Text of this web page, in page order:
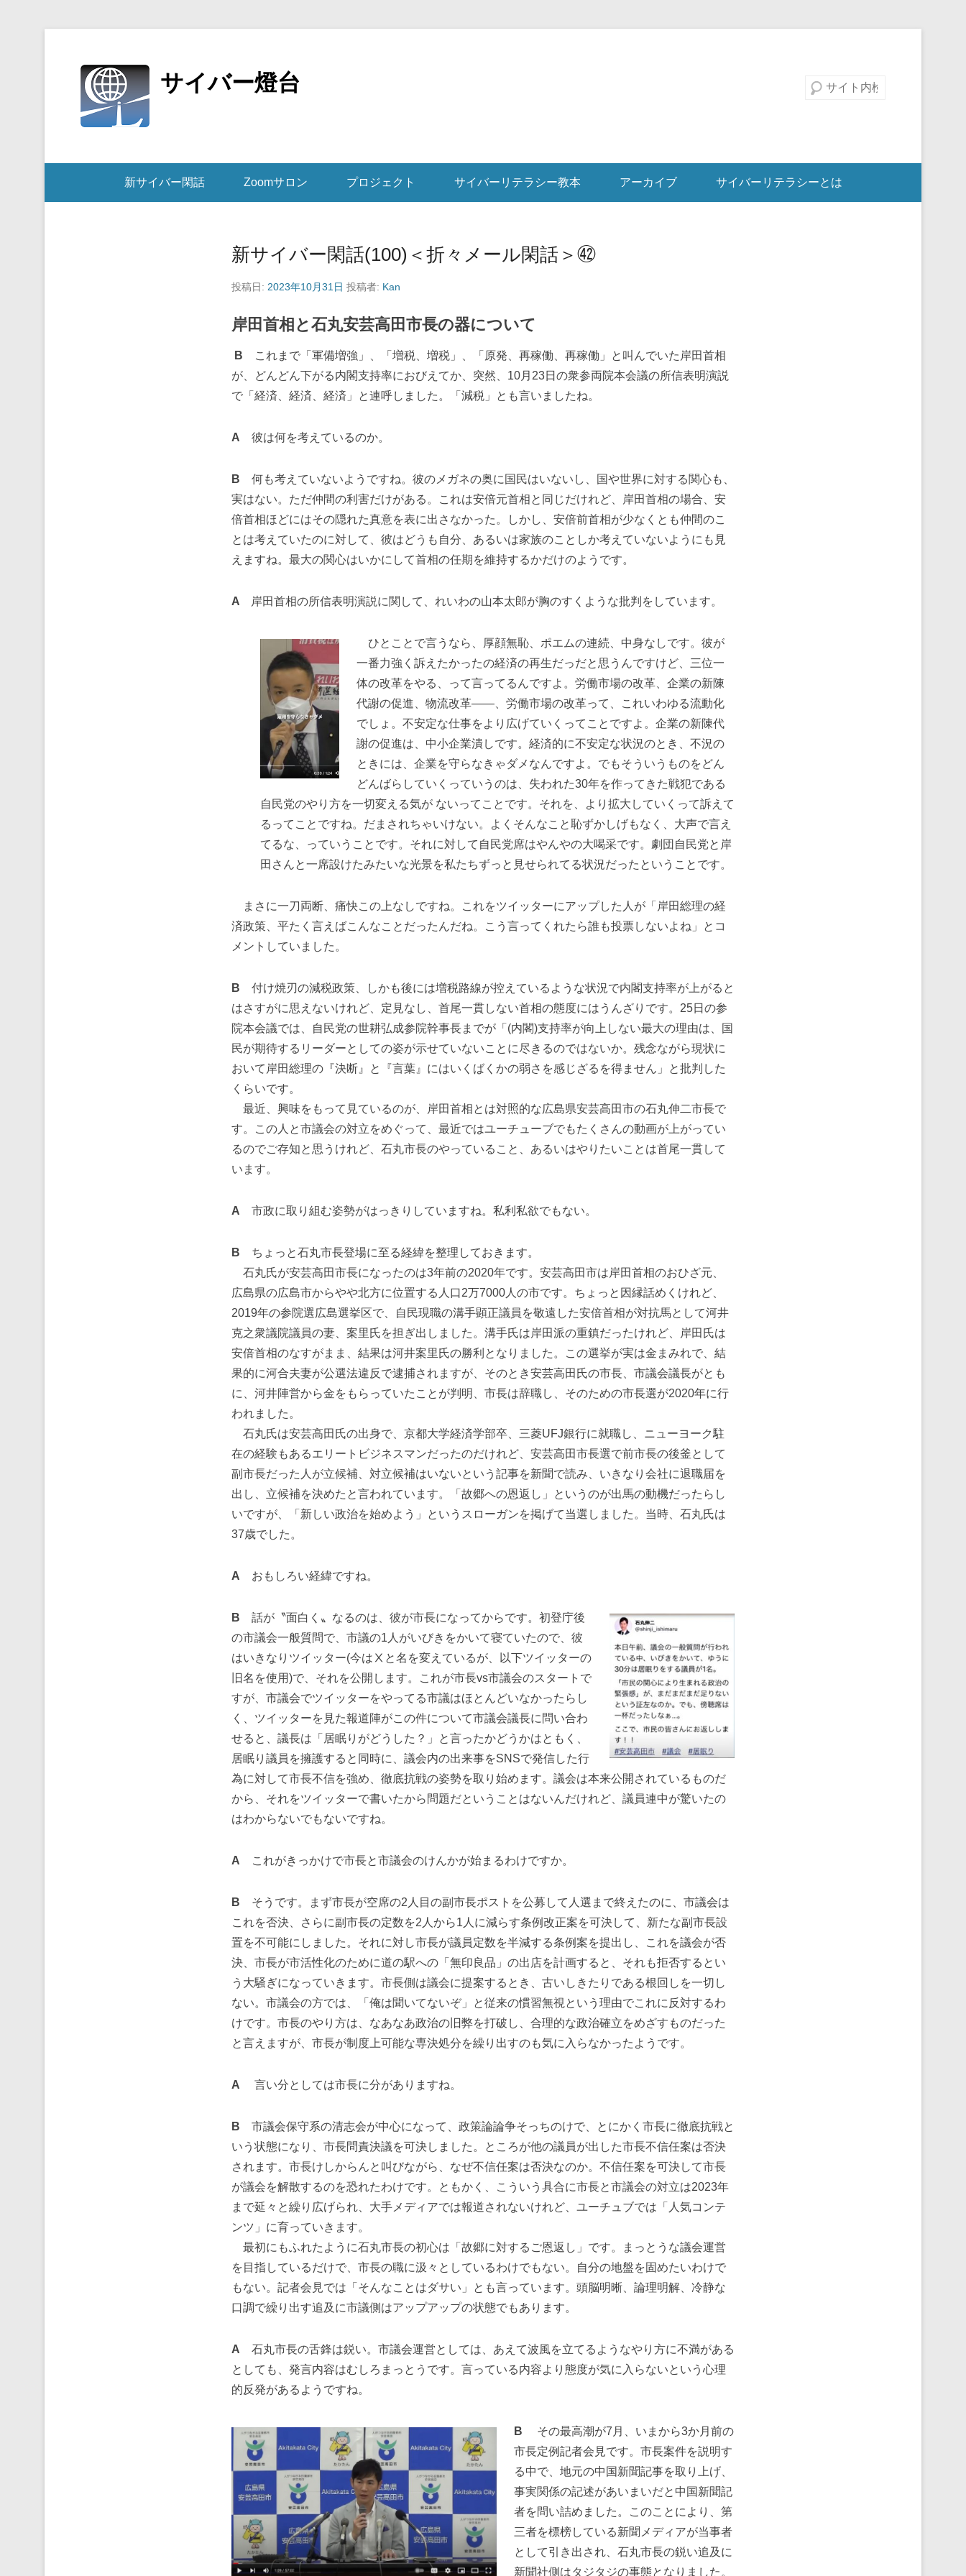
サイバー燈台 検索
新サイバー閑話 Zoomサロン プロジェクト サイバーリテラシー教本 アーカイブ サイバーリテラシーとは
新サイバー閑話(100)＜折々メール閑話＞㊷
投稿日: 2023年10月31日 投稿者: Kan
岸田首相と石丸安芸高田市長の器について
B
これまで「軍備増強」、「増税、増税」、「原発、再稼働、再稼働」と叫んでいた岸田首相
が、どんどん下がる内閣支持率におびえてか、突然、10月23日の衆参両院本会議の所信表明演説
で「経済、経済、経済」と連呼しました。「減税」とも言いましたね。
A 彼は何を考えているのか。
B 何も考えていないようですね。彼のメガネの奥に国民はいないし、国や世界に対する関心も、
実はない。ただ仲間の利害だけがある。これは安倍元首相と同じだけれど、岸田首相の場合、安
倍首相ほどにはその隠れた真意を表に出さなかった。しかし、安倍前首相が少なくとも仲間のこ
とは考えていたのに対して、彼はどうも自分、あるいは家族のことしか考えていないようにも見
えますね。最大の関心はいかにして首相の任期を維持するかだけのようです。
A 岸田首相の所信表明演説に関して、れいわの山本太郎が胸のすくような批判をしています。
ひとことで言うなら、厚顔無恥、ポエムの連続、中身なしです。彼が
一番力強く訴えたかったの経済の再生だっだと思うんですけど、三位一
体の改革をやる、って言ってるんですよ。労働市場の改革、企業の新陳
代謝の促進、物流改革――、労働市場の改革って、これいわゆる流動化
でしょ。不安定な仕事をより広げていくってことですよ。企業の新陳代
謝の促進は、中小企業潰しです。経済的に不安定な状況のとき、不況の
ときには、企業を守らなきゃダメなんですよ。でもそういうものをどん
どんばらしていくっていうのは、失われた30年を作ってきた戦犯である
自民党のやり方を一切変える気が ないってことです。それを、より拡大していくって訴えて
るってことですね。だまされちゃいけない。よくそんなこと恥ずかしげもなく、大声で言え
てるな、っていうことです。それに対して自民党席はやんやの大喝采です。劇団自民党と岸
田さんと一席設けたみたいな光景を私たちずっと見せられてる状況だったということです。
まさに一刀両断、痛快この上なしですね。これをツイッターにアップした人が「岸田総理の経
済政策、平たく言えばこんなことだったんだね。こう言ってくれたら誰も投票しないよね」とコ
メントしていました。
B 付け焼刃の減税政策、しかも後には増税路線が控えているような状況で内閣支持率が上がると
はさすがに思えないけれど、定見なし、首尾一貫しない首相の態度にはうんざりです。25日の参
院本会議では、自民党の世耕弘成参院幹事長までが「(内閣)支持率が向上しない最大の理由は、国
民が期待するリーダーとしての姿が示せていないことに尽きるのではないか。残念ながら現状に
おいて岸田総理の『決断』と『言葉』にはいくばくかの弱さを感じざるを得ません」と批判した
くらいです。
最近、興味をもって見ているのが、岸田首相とは対照的な広島県安芸高田市の石丸伸二市長で
す。この人と市議会の対立をめぐって、最近ではユーチューブでもたくさんの動画が上がってい
るのでご存知と思うけれど、石丸市長のやっていること、あるいはやりたいことは首尾一貫して
います。
A 市政に取り組む姿勢がはっきりしていますね。私利私欲でもない。
B ちょっと石丸市長登場に至る経緯を整理しておきます。
石丸氏が安芸高田市長になったのは3年前の2020年です。安芸高田市は岸田首相のおひざ元、
広島県の広島市からやや北方に位置する人口2万7000人の市です。ちょっと因縁話めくけれど、
2019年の参院選広島選挙区で、自民現職の溝手顕正議員を敬遠した安倍首相が対抗馬として河井
克之衆議院議員の妻、案里氏を担ぎ出しました。溝手氏は岸田派の重鎮だったけれど、岸田氏は
安倍首相のなすがまま、結果は河井案里氏の勝利となりました。この選挙が実は金まみれで、結
果的に河合夫妻が公選法違反で逮捕されますが、そのとき安芸高田氏の市長、市議会議長がとも
に、河井陣営から金をもらっていたことが判明、市長は辞職し、そのための市長選が2020年に行
われました。
石丸氏は安芸高田氏の出身で、京都大学経済学部卒、三菱UFJ銀行に就職し、ニューヨーク駐
在の経験もあるエリートビジネスマンだったのだけれど、安芸高田市長選で前市長の後釜として
副市長だった人が立候補、対立候補はいないという記事を新聞で読み、いきなり会社に退職届を
出し、立候補を決めたと言われています。「故郷への恩返し」というのが出馬の動機だったらし
いですが、「新しい政治を始めよう」というスローガンを掲げて当選しました。当時、石丸氏は
37歳でした。
A おもしろい経緯ですね。
B 話が〝面白く〟なるのは、彼が市長になってからです。初登庁後
の市議会一般質問で、市議の1人がいびきをかいて寝ていたので、彼
はいきなりツイッター(今はⅩと名を変えているが、以下ツイッターの
旧名を使用)で、それを公開します。これが市長vs市議会のスタートで
すが、市議会でツイッターをやってる市議はほとんどいなかったらし
く、ツイッターを見た報道陣がこの件について市議会議長に問い合わ
せると、議長は「居眠りがどうした？」と言ったかどうかはともく、
居眠り議員を擁護すると同時に、議会内の出来事をSNSで発信した行
為に対して市長不信を強め、徹底抗戦の姿勢を取り始めます。議会は本来公開されているものだ
から、それをツイッターで書いたから問題だということはないんだけれど、議員連中が驚いたの
はわからないでもないですね。
A これがきっかけで市長と市議会のけんかが始まるわけですか。
B そうです。まず市長が空席の2人目の副市長ポストを公募して人選まで終えたのに、市議会は
これを否決、さらに副市長の定数を2人から1人に減らす条例改正案を可決して、新たな副市長設
置を不可能にしました。それに対し市長が議員定数を半減する条例案を提出し、これを議会が否
決、市長が市活性化のために道の駅への「無印良品」の出店を計画すると、それも拒否するとい
う大騒ぎになっていきます。市長側は議会に提案するとき、古いしきたりである根回しを一切し
ない。市議会の方では、「俺は聞いてないぞ」と従来の慣習無視という理由でこれに反対するわ
けです。市長のやり方は、なあなあ政治の旧弊を打破し、合理的な政治確立をめざすものだった
と言えますが、市長が制度上可能な専決処分を繰り出すのも気に入らなかったようです。
A 言い分としては市長に分がありますね。
B 市議会保守系の清志会が中心になって、政策論論争そっちのけで、とにかく市長に徹底抗戦と
いう状態になり、市長問責決議を可決しました。ところが他の議員が出した市長不信任案は否決
されます。市長けしからんと叫びながら、なぜ不信任案は否決なのか。不信任案を可決して市長
が議会を解散するのを恐れたわけです。ともかく、こういう具合に市長と市議会の対立は2023年
まで延々と繰り広げられ、大手メディアでは報道されないけれど、ユーチュブでは「人気コンテ
ンツ」に育っていきます。
最初にもふれたように石丸市長の初心は「故郷に対するご恩返し」です。まっとうな議会運営
を目指しているだけで、市長の職に汲々としているわけでもない。自分の地盤を固めたいわけで
もない。記者会見では「そんなことはダサい」とも言っています。頭脳明晰、論理明解、冷静な
口調で繰り出す追及に市議側はアップアップの状態でもあります。
A 石丸市長の舌鋒は鋭い。市議会運営としては、あえて波風を立てるようなやり方に不満がある
としても、発言内容はむしろまっとうです。言っている内容より態度が気に入らないという心理
的反発があるようですね。
B その最高潮が7月、いまから3か月前の
市長定例記者会見です。市長案件を説明す
る中で、地元の中国新聞記事を取り上げ、
事実関係の記述があいまいだと中国新聞記
者を問い詰めました。このことにより、第
三者を標榜している新聞メディアが当事者
として引き出され、石丸市長の鋭い追及に
新聞社側はタジタジの事態となりました。